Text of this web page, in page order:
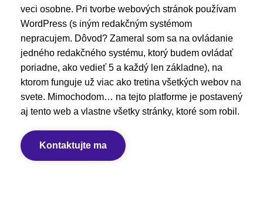
veci osobne. Pri tvorbe webových stránok používam
WordPress (s iným redakčným systémom
nepracujem. Dôvod? Zameral som sa na ovládanie
jedného redakčného systému, ktorý budem ovládať
poriadne, ako vedieť 5 a každý len základne), na
ktorom funguje už viac ako tretina všetkých webov na
svete. Mimochodom… na tejto platforme je postavený
aj tento web a vlastne všetky stránky, ktoré som robil.
Kontaktujte ma